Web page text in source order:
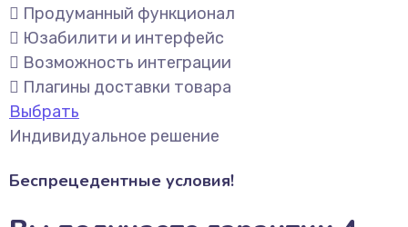
Продуманный функционал
Юзабилити и интерфейс
Возможность интеграции
Плагины доставки товара
Выбрать
Индивидуальное решение
Беспрецедентные условия!